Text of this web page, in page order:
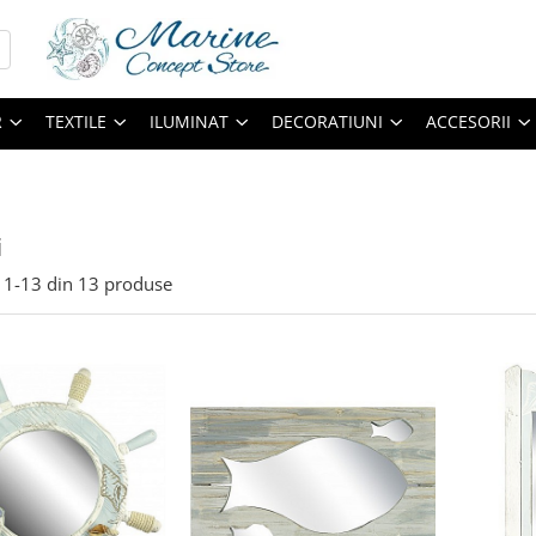
TEXTILE ILUMINAT DECORATIUNI ACCESORII
1-13 din 13 produse